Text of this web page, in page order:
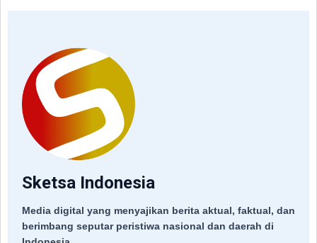
Sketsa Indonesia
Media digital yang menyajikan berita aktual, faktual, dan
berimbang seputar peristiwa nasional dan daerah di